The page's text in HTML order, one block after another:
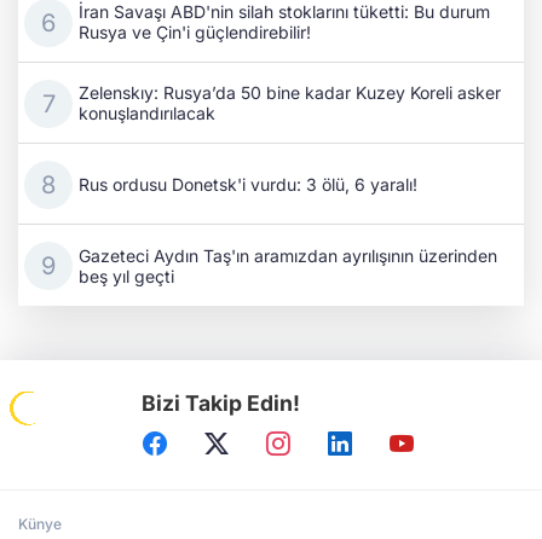
İran Savaşı ABD'nin silah stoklarını tüketti: Bu durum
Rusya ve Çin'i güçlendirebilir!
Zelenskıy: Rusya’da 50 bine kadar Kuzey Koreli asker
konuşlandırılacak
Rus ordusu Donetsk'i vurdu: 3 ölü, 6 yaralı!
Gazeteci Aydın Taş'ın aramızdan ayrılışının üzerinden
beş yıl geçti
Bizi Takip Edin!
Künye